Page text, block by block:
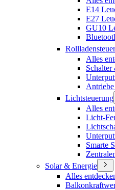
E14
E27
GU10
Alles
Schalter
Lichtsteuerung
Alles
Licht-
Smarte
Solar & Energie
Alles